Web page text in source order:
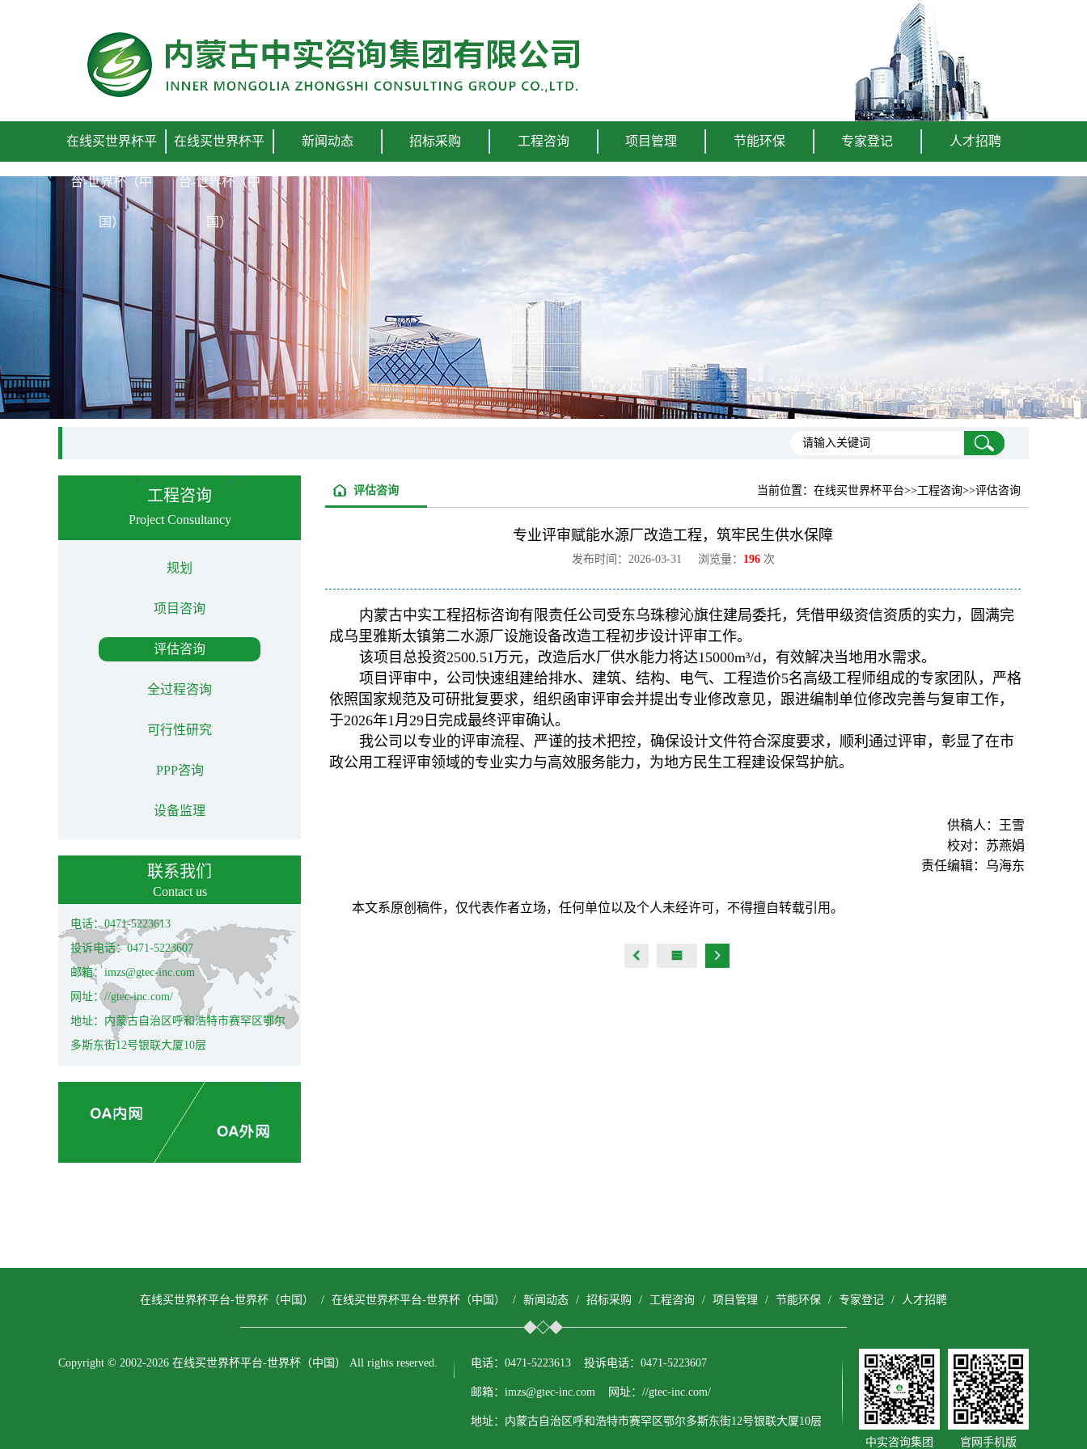
在线买世界杯平
台-世界杯（中
国）
在线买世界杯平
台-世界杯（中
国）
新闻动态 招标采购 工程咨询 项目管理 节能环保 专家登记 人才招聘
工程咨询
Project Consultancy
规划
项目咨询
评估咨询
全过程咨询
可行性研究
PPP咨询
设备监理
联系我们
Contact us
电话：0471-5223613
投诉电话：0471-5223607
邮箱：imzs@gtec-inc.com
网址：//gtec-inc.com/
地址：内蒙古自治区呼和浩特市赛罕区鄂尔
多斯东街12号银联大厦10层
当前位置： 在线买世界杯平台>>工程咨询>>评估咨询
评估咨询
专业评审赋能水源厂改造工程，筑牢民生供水保障
发布时间：2026-03-31 浏览量： 196次
内蒙古中实工程招标咨询有限责任公司受东乌珠穆沁旗住建局委托，凭借甲级资信资质的实力，圆满完
成乌里雅斯太镇第二水源厂设施设备改造工程初步设计评审工作。
该项目总投资2500.51万元，改造后水厂供水能力将达15000m³/d，有效解决当地用水需求。
项目评审中，公司快速组建给排水、建筑、结构、电气、工程造价5名高级工程师组成的专家团队，严格
依照国家规范及可研批复要求，组织函审评审会并提出专业修改意见，跟进编制单位修改完善与复审工作，
于2026年1月29日完成最终评审确认。
我公司以专业的评审流程、严谨的技术把控，确保设计文件符合深度要求，顺利通过评审，彰显了在市
政公用工程评审领域的专业实力与高效服务能力，为地方民生工程建设保驾护航。
供稿人：王雪
校对：苏燕娟
责任编辑：乌海东
本文系原创稿件，仅代表作者立场，任何单位以及个人未经许可，不得擅自转载引用。
在线买世界杯平台-世界杯（中国） / 在线买世界杯平台-世界杯（中国） / 新闻动态 / 招标采购 / 工程咨询 / 项目管理 / 节能环保 / 专家登记 / 人才招聘
Copyright © 2002-2026 在线买世界杯平台-世界杯（中国） All rights reserved. 电话：0471-5223613 投诉电话：0471-5223607
邮箱：imzs@gtec-inc.com 网址：//gtec-inc.com/
地址：内蒙古自治区呼和浩特市赛罕区鄂尔多斯东街12号银联大厦10层
中实咨询集团
官网手机版